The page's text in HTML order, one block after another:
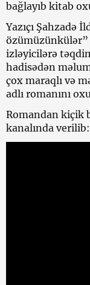
bağlayıb kitab
Yazıçı Şahzadə
özümüzünkülər”
izləyicilərə
hadisədən
çox maraqlı və
adlı romanını
Romandan kiçik
kanalında verilib: